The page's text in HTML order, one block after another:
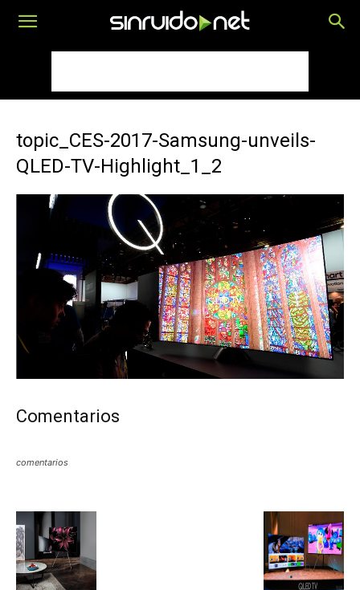
topic_CES-2017-Samsung-unveils-
QLED-TV-Highlight_1_2
Comentarios
comentarios